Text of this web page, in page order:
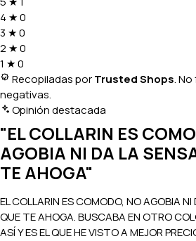
4 ★0
3 ★0
2 ★0
1 ★0
Recopiladas porTrusted Shops.
negativas.
Opinión destacada
"EL COLLARIN ES
AGOBIA NI DA LA
TE AHOGA"
EL COLLARIN ES COMODO, NO AGOBIA
QUE TE AHOGA. BUSCABA EN OTRO
ASÍ Y ES EL QUE HE VISTO A MEJOR